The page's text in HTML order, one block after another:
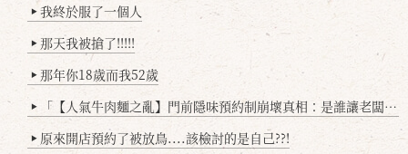
▶ 我終於服了一個人
▶ 那天我被搶了!!!!!
▶ 那年你18歲而我52歲
▶ 「【人氣牛肉麵之亂】門前隱味預約制崩壞真相：是誰讓老闆心灰意冷？」
▶ 原來開店預約了被放鳥....該檢討的是自己??!